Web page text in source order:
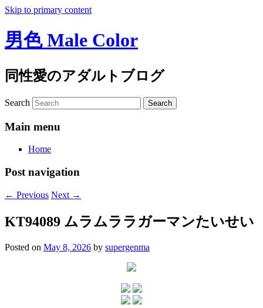
Skip to primary content
男色 Male Color
同性愛のアダルトブログ
Search
Main menu
Home
Post navigation
← Previous Next →
KT94089 ムラムララガーマンたいせい
Posted on May 8, 2026 by supergenma